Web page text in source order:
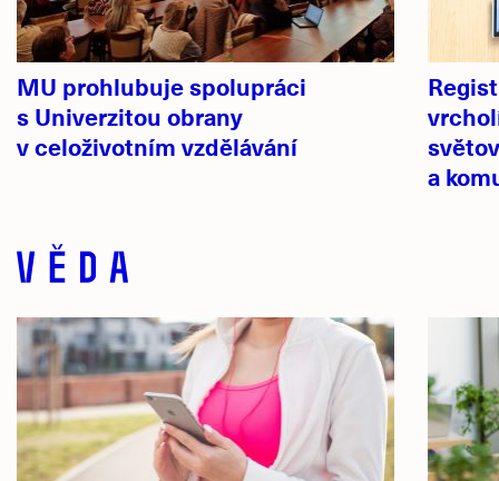
MU prohlubuje spolupráci
s Univerzitou obrany
v celoživotním vzdělávání
a